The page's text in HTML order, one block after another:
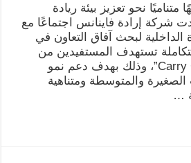
نحو تعزيز بيئة ريادة
شركة إرادة فاينانس اجتماعًا مع
الداخلية لبحث آفاق التعاون في
تستهدف المستفيدين من
المشروع القومي “Carry On”، وذلك بهدف دعم نمو
والمتوسطة ومتناهية
…